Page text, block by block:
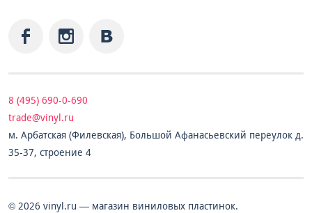
8 (495) 690-0-690
trade@vinyl.ru
м. Арбатская (Филевская), Большой Афанасьевский переулок д.
35-37, строение 4
© 2026 vinyl.ru — магазин виниловых пластинок.